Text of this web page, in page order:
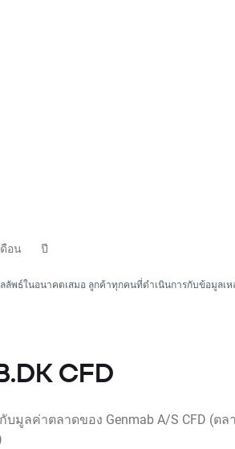
อน ปี
พธ์ในอนาคตเสมอ ลูกค้าทุกคนที่ดำเนินการกับข้อมูลเ
CFD
มูลค่าตลาดของ Genmab A/S CFD (ตล